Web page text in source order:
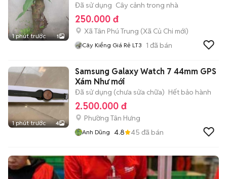
1 phút trước 1
Đã sử dụng Cây cảnh trong nhà
250.000 đ
Xã Tân Phú Trung (Xã Củ Chi mới)
Cây Kiểng Giá Rẻ LT3 1 đã bán
1 phút trước 4
Samsung Galaxy Watch 7 44mm GPS
Xám Như mới
Đã sử dụng (chưa sửa chữa) Hết bảo hành
2.500.000 đ
Phường Tân Hưng
Anh Dũng 4.8 45 đã bán